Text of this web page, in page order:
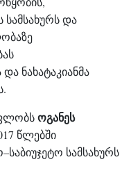
სამსახურს და
ნახატაკიანმა
ფლობსოგანეს
წლებში
სამსახურს